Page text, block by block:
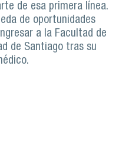
de esa primera línea.
de oportunidades
a la Facultad de
de Santiago tras su
médica: “La Usach